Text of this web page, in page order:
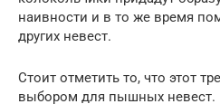
наивности и в то же время
других невест.
Стоит отметить то, что этот
выбором для пышных невест.